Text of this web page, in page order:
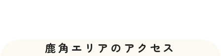
鹿角エリアのアクセス